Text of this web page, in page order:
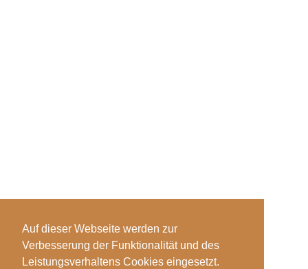
Auf dieser Webseite werden zur
Verbesserung der Funktionalität und des
Leistungsverhaltens Cookies eingesetzt.